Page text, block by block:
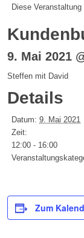
Diese
9. Mai 2021
Steffen mit David
Details
Datum: 9. Mai 2021
Zeit:
12:00 - 16:00
Zum